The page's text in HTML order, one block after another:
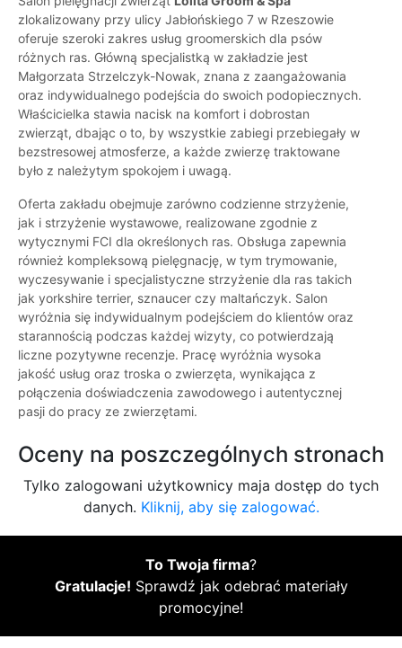
zlokalizowany przy ulicy Jabłońskiego 7 w Rzeszowie
oferuje szeroki zakres usług groomerskich dla psów
różnych ras. Główną specjalistką w zakładzie jest
Małgorzata Strzelczyk-Nowak, znana z zaangażowania
oraz indywidualnego podejścia do swoich podopiecznych.
Właścicielka stawia nacisk na komfort i dobrostan
zwierząt, dbając o to, by wszystkie zabiegi przebiegały w
bezstresowej atmosferze, a każde zwierzę traktowane
było z należytym spokojem i uwagą.
Oferta zakładu obejmuje zarówno codzienne strzyżenie,
jak i strzyżenie wystawowe, realizowane zgodnie z
wytycznymi FCI dla określonych ras. Obsługa zapewnia
również kompleksową pielęgnację, w tym trymowanie,
wyczesywanie i specjalistyczne strzyżenie dla ras takich
jak yorkshire terrier, sznaucer czy maltańczyk. Salon
wyróżnia się indywidualnym podejściem do klientów oraz
starannością podczas każdej wizyty, co potwierdzają
liczne pozytywne recenzje. Pracę wyróżnia wysoka
jakość usług oraz troska o zwierzęta, wynikająca z
połączenia doświadczenia zawodowego i autentycznej
pasji do pracy ze zwierzętami.
Oceny na poszczególnych stronach
Tylko zalogowani użytkownicy maja dostęp do tych
danych. Kliknij, aby się zalogować.
To Twoja firma?
Gratulacje! Sprawdź jak odebrać materiały
promocyjne!